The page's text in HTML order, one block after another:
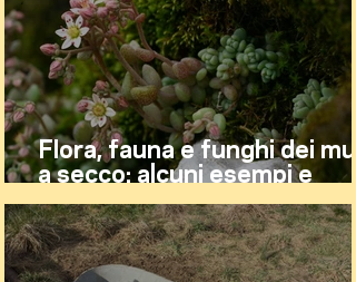
Flora, fauna e funghi dei
a secco: alcuni esempi e
curiosità